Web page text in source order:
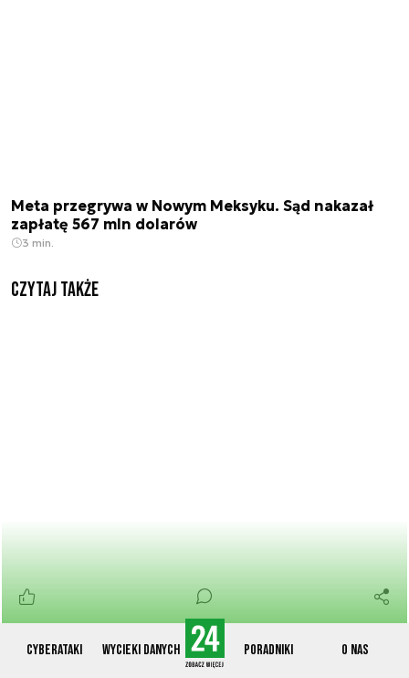
Cyberataki Wycieki danych Poradniki O nas
Meta przegrywa w Nowym Meksyku. Sąd nakazał
zapłatę 567 mln dolarów
3 min.
Czytaj także
Presja ataków i nowego prawa. Twój biznes
potrzebuje prawdziwego SOC-a, a nie jego